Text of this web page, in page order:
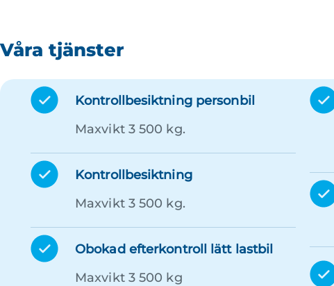
Våra tjänster
Kontrollbesiktning personbil
Maxvikt 3 500 kg.
Kontrollbesiktning
Maxvikt 3 500 kg.
Obokad efterkontroll lätt lastbil
Maxvikt 3 500 kg